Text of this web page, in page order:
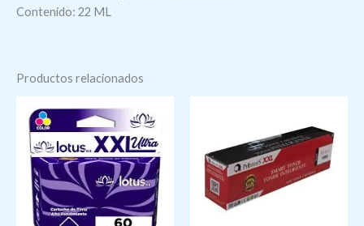
Contenido: 22 ML
Productos relacionados